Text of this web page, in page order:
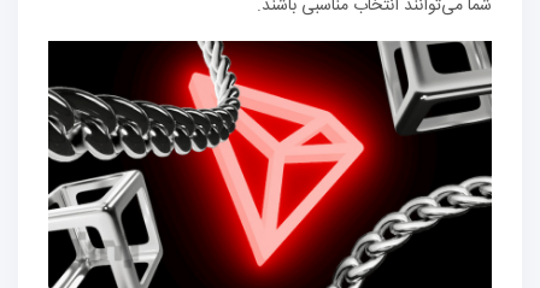
شما می‌توانند انتخاب مناسبی باشند.